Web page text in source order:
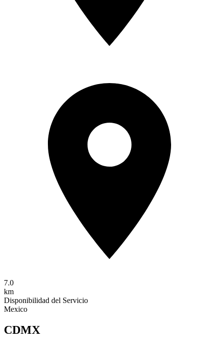
7.0
km
Disponibilidad del Servicio
Mexico
CDMX